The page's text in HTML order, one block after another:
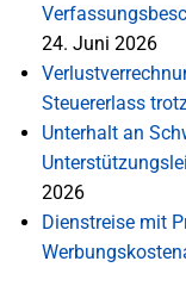
24. Juni 2026
Steuererlass
Unterhalt an
2026
Dienstreise mit